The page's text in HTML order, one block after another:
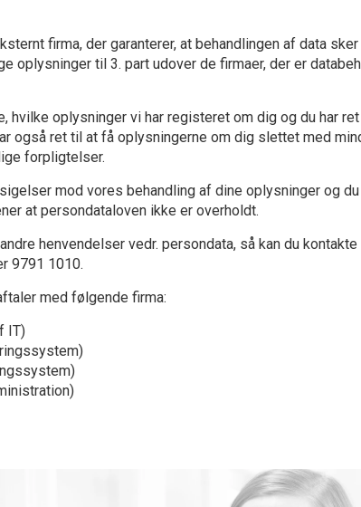
firma, der garanterer, at behandlingen af data
oplysninger til 3. part udover de firmaer, der er
hvilke oplysninger vi har registeret om dig og du har
også ret til at få oplysningerne om dig slettet med
forpligtelser.
mod vores behandling af dine oplysninger og
at persondataloven ikke er overholdt.
henvendelser vedr. persondata, så kan du kontakte
9791 1010.
med følgende firma:
IT)